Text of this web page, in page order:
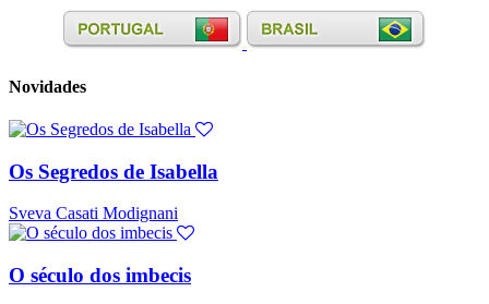
Novidades
Os Segredos de Isabella
Sveva Casati Modignani
O século dos imbecis